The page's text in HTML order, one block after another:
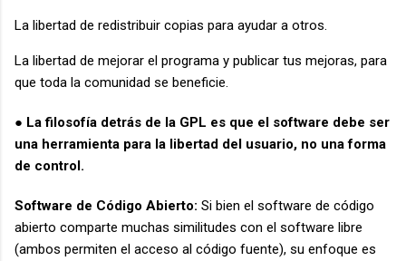
La libertad de redistribuir copias para ayudar a otros.
La libertad de mejorar el programa y publicar tus mejoras, para
que toda la comunidad se beneficie.
● La filosofía detrás de la GPL es que el software debe ser
una herramienta para la libertad del usuario, no una forma
de control.
Software de Código Abierto: Si bien el software de código
abierto comparte muchas similitudes con el software libre
(ambos permiten el acceso al código fuente), su enfoque es